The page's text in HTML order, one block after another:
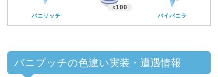
バニリッチ
x100
バイバニラ
バニプッチの色違い実装・遭遇情報